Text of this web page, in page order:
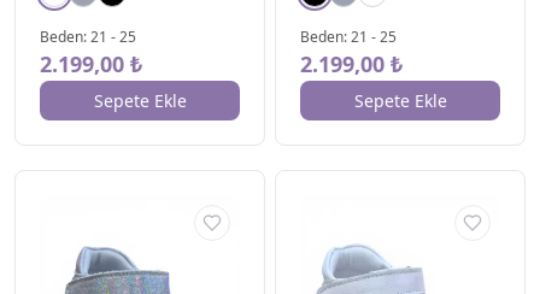
▸Çocuk (25-36)
326
Genç (36-41)
İndirimli
ürünler
6
Beden:21 -25
2.199,00 ₺
Sepete Ekle
Beden:21 -25
2.199,00 ₺
Sepete Ekle